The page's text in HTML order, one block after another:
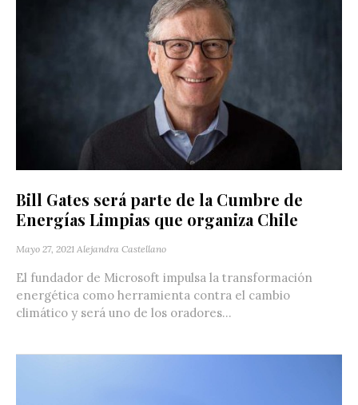
Bill Gates será parte de la Cumbre de
Energías Limpias que organiza Chile
Mayo 27, 2021 Alejandra Castellano
El fundador de Microsoft impulsa la transformación
energética como herramienta contra el cambio
climático y será uno de los oradores...